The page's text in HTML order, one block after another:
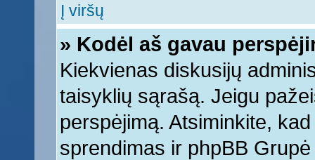
Į viršų
» Kodėl aš gavau
Kiekvienas diskusijų
taisyklių sąrašą. Jeigu
perspėjimą. Atsiminkite,
sprendimas ir phpBB